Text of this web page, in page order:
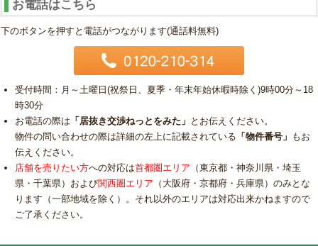
お電話はこちら
下のボタンを押すと電話がつながります(通話料無料)
受付時間：月～土曜日(祝祭日、夏季・年末年始休暇時除く)9時00分～18
時30分
お電話の際は 「居抜き交渉ねっとをみた」 とお伝えください。
物件の問い合わせの際は詳細の左上に記載されている 「物件番号」 もお
伝えください。
店舗を売りたい方への対応は首都圏エリア （東京都・神奈川県・埼玉
県・千葉県）および関西圏エリア （大阪府・京都府・兵庫県）のみとな
ります（一部地域を除く）。それ以外のエリアは対応出来かねますので
ご了承ください。